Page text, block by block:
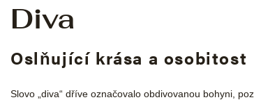
Diva
Oslňující krása a osobitost
Slovo „diva“ dříve označovalo obdivovanou bohyni,